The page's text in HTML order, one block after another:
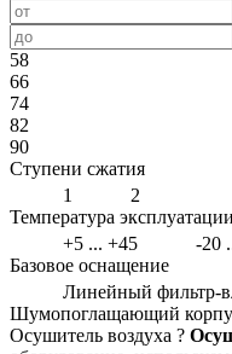
58
66
74
82
90
Ступени сжатия
1
2
Температура
+5 ... +45
-20
Базовое оснащение
Линейный фильтр-
Шумопоглащающий
Осушитель воздуха ?